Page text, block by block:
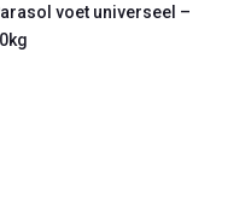
voet universeel –